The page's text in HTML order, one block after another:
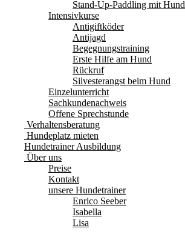
Stand-Up-Paddling mit Hund
Intensivkurse
Antigiftköder
Antijagd
Begegnungstraining
Erste Hilfe am Hund
Rückruf
Silvesterangst beim Hund
Einzelunterricht
Sachkundenachweis
Offene Sprechstunde
Verhaltensberatung
Hundeplatz mieten
Hundetrainer Ausbildung
Über uns
Preise
Kontakt
unsere Hundetrainer
Enrico Seeber
Isabella
Lisa